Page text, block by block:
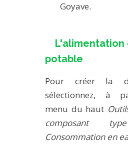
Goyave.
L'alimentation
potable
Pour créer la
sélectionnez, à
menu du haut
composant type
Consommation en